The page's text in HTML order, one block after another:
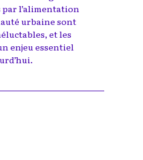
l’alimentation
urbaine sont
et les
enjeu essentiel